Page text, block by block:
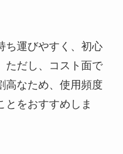
ち運びやすく、初心
ただし、コスト面で
高なため、使用頻度
とをおすすめしま